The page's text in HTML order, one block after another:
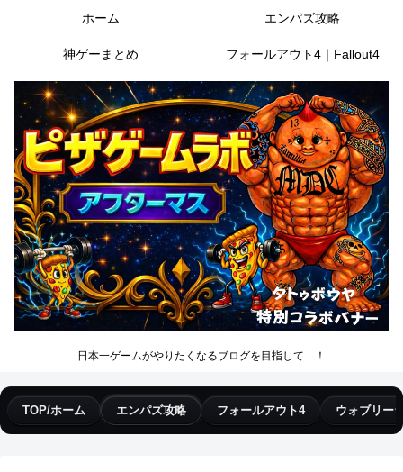
日本一ゲームがやりたくなるブログを目指して…！
ホーム エンパズ攻略
神ゲーまとめ フォールアウト4｜Fallout4
TOP/ホーム エンパズ攻略 フォールアウト4 ウォブリー